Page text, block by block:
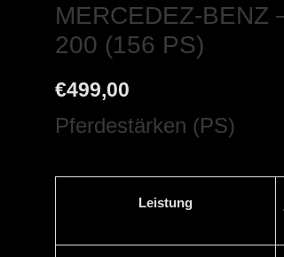
MERCEDEZ-BENZ
200 (156 PS)
€499,00
Pferdestärken (PS)
Leistung